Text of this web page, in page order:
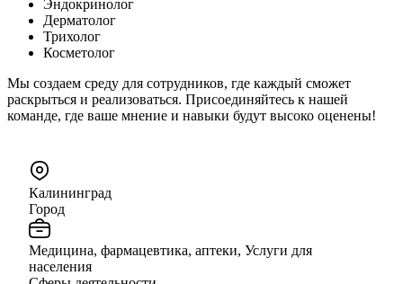
Эндокринолог
Дерматолог
Трихолог
Косметолог
Мы создаем среду для сотрудников, где каждый сможет
раскрыться и реализоваться. Присоединяйтесь к нашей
команде, где ваше мнение и навыки будут высоко оценены!
Калининград
Город
Медицина, фармацевтика, аптеки, Услуги для
населения